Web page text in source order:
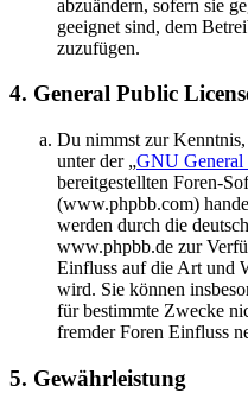
abzuändern, sofern sie
geeignet sind, dem
zuzufügen.
4. General Public
Du nimmst zur
unter der „GNU General
bereitgestellten Foren-
(www.phpbb.com)
werden durch die
www.phpbb.de zur
Einfluss auf die Art und
wird. Sie können
für bestimmte Zwecke
fremder Foren Einfluss
5. Gewährleistung